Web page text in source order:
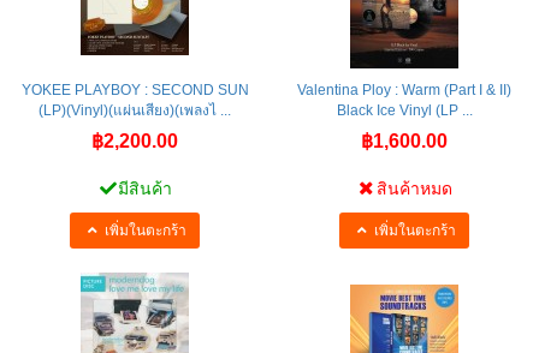
YOKEE PLAYBOY : SECOND SUN
(LP)(Vinyl)(แผ่นเสียง)(เพลงไ ...
฿2,200.00
มีสินค้า
เพิ่มในตะกร้า
Valentina Ploy : Warm (Part I & II)
Black Ice Vinyl (LP ...
฿1,600.00
สินค้าหมด
เพิ่มในตะกร้า